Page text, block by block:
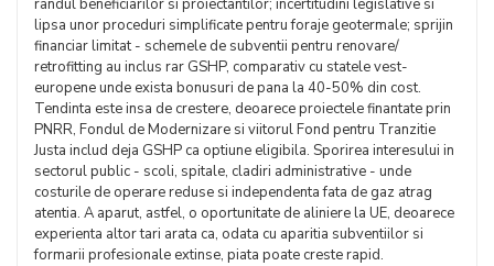
lipsa unor proceduri simplificate pentru foraje geotermale; sprijin
financiar limitat - schemele de subventii pentru renovare/
retrofitting au inclus rar GSHP, comparativ cu statele vest-
europene unde exista bonusuri de pana la 40-50% din cost.
Tendinta este insa de crestere, deoarece proiectele finantate prin
PNRR, Fondul de Modernizare si viitorul Fond pentru Tranzitie
Justa includ deja GSHP ca optiune eligibila. Sporirea interesului in
sectorul public - scoli, spitale, cladiri administrative - unde
costurile de operare reduse si independenta fata de gaz atrag
atentia. A aparut, astfel, o oportunitate de aliniere la UE, deoarece
experienta altor tari arata ca, odata cu aparitia subventiilor si
formarii profesionale extinse, piata poate creste rapid.